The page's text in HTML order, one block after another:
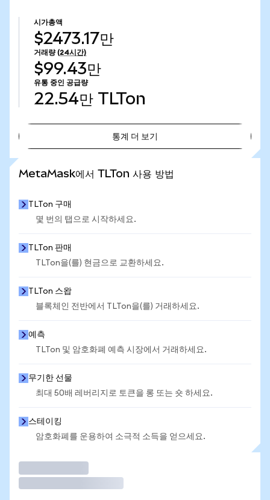
시가총액
$2473.17만
거래량 (24시간)
$99.43만
유통 중인 공급량
22.54만 TLTon
통계 더 보기
MetaMask에서 TLTon 사용 방법
TLTon 구매
몇 번의 탭으로 시작하세요.
TLTon 판매
TLTon을(를) 현금으로 교환하세요.
TLTon 스왑
블록체인 전반에서 TLTon을(를) 거래하세요.
예측
TLTon 및 암호화폐 예측 시장에서 거래하세요.
무기한 선물
최대 50배 레버리지로 토큰을 롱 또는 숏 하세요.
스테이킹
암호화폐를 운용하여 소극적 소득을 얻으세요.